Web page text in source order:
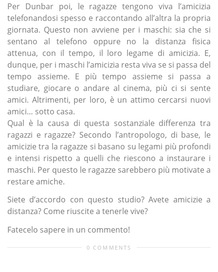
Per Dunbar poi, le ragazze tengono viva l’amicizia
telefonandosi spesso e raccontando all’altra la propria
giornata. Questo non avviene per i maschi: sia che si
sentano al telefono oppure no la distanza fisica
attenua, con il tempo, il loro legame di amicizia. E,
dunque, per i maschi l’amicizia resta viva se si passa del
tempo assieme. E più tempo assieme si passa a
studiare, giocare o andare al cinema, più ci si sente
amici. Altrimenti, per loro, è un attimo cercarsi nuovi
amici… sotto casa.
Qual è la causa di questa sostanziale differenza tra
ragazzi e ragazze? Secondo l’antropologo, di base, le
amicizie tra la ragazze si basano su legami più profondi
e intensi rispetto a quelli che riescono a instaurare i
maschi. Per questo le ragazze sarebbero più motivate a
restare amiche.
Siete d’accordo con questo studio? Avete amicizie a
distanza? Come riuscite a tenerle vive?
Fatecelo sapere in un commento!
0 COMMENTS